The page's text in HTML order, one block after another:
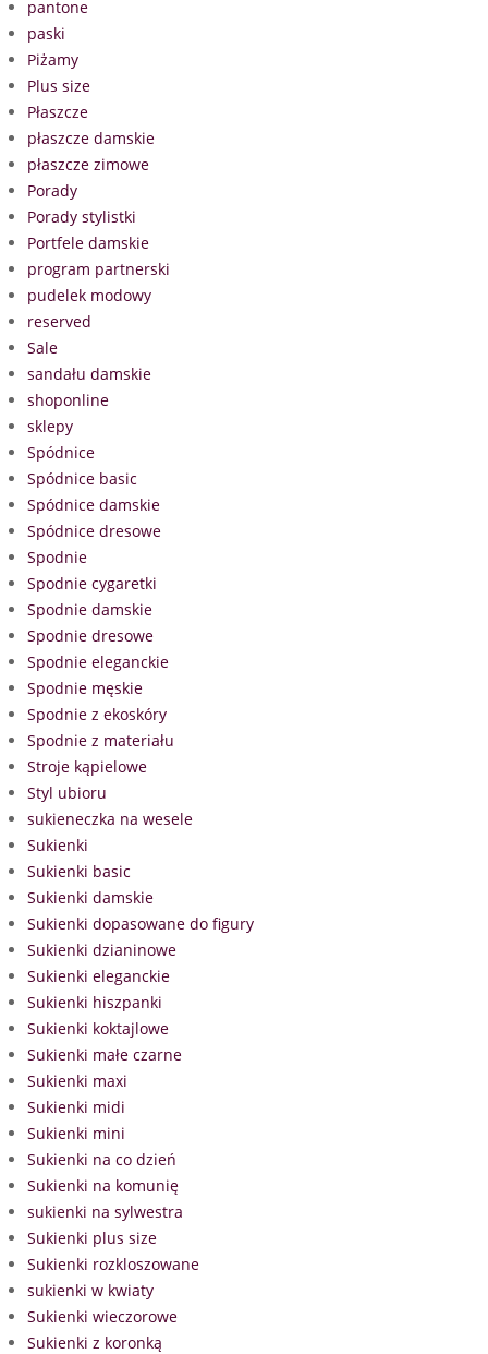
pantone
paski
Piżamy
Plus size
Płaszcze
płaszcze damskie
płaszcze zimowe
Porady
Porady stylistki
Portfele damskie
program partnerski
pudelek modowy
reserved
Sale
sandału damskie
shoponline
sklepy
Spódnice
Spódnice basic
Spódnice damskie
Spódnice dresowe
Spodnie
Spodnie cygaretki
Spodnie damskie
Spodnie dresowe
Spodnie eleganckie
Spodnie męskie
Spodnie z ekoskóry
Spodnie z materiału
Stroje kąpielowe
Styl ubioru
sukieneczka na wesele
Sukienki
Sukienki basic
Sukienki damskie
Sukienki dopasowane do figury
Sukienki dzianinowe
Sukienki eleganckie
Sukienki hiszpanki
Sukienki koktajlowe
Sukienki małe czarne
Sukienki maxi
Sukienki midi
Sukienki mini
Sukienki na co dzień
Sukienki na komunię
sukienki na sylwestra
Sukienki plus size
Sukienki rozkloszowane
sukienki w kwiaty
Sukienki wieczorowe
Sukienki z koronką